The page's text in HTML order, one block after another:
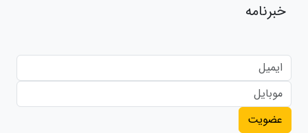
خبرنامه
عضویت